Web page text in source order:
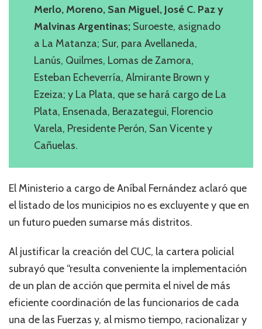
Merlo, Moreno, San Miguel, José C. Paz y
Malvinas Argentinas;Suroeste, asignado
a La Matanza; Sur, para Avellaneda,
Lanús, Quilmes, Lomas de Zamora,
Esteban Echeverría, Almirante Brown y
Ezeiza; y La Plata, que se hará cargo de La
Plata, Ensenada, Berazategui, Florencio
Varela, Presidente Perón, San Vicente y
Cañuelas.
El Ministerio a cargo de Aníbal Fernández aclaró que
el listado de los municipios no es excluyente y que en
un futuro pueden sumarse más distritos.
Al justificar la creación del CUC, la cartera policial
subrayó que “resulta conveniente la implementación
de un plan de acción que permita el nivel de más
eficiente coordinación de las funcionarios de cada
una de las Fuerzas y, al mismo tiempo, racionalizar y